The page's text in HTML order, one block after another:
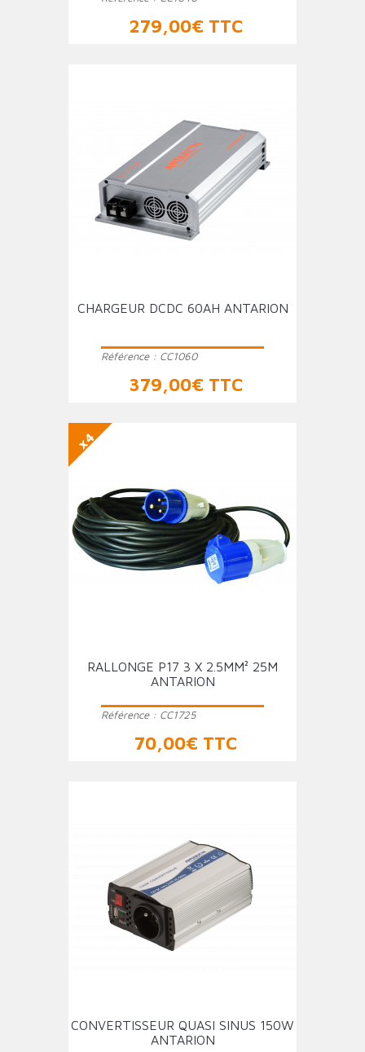
Prix
279,00€ TTC
CHARGEUR DCDC 60AH ANTARION
Référence : CC1060
Prix
379,00€ TTC
RALLONGE P17 3 X 2.5MM² 25M
ANTARION
Référence : CC1725
Prix
70,00€ TTC
x4
CONVERTISSEUR QUASI SINUS 150W
ANTARION